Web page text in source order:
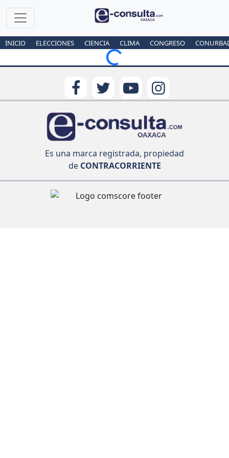
INICIO ELECCIONES CIENCIA CLIMA CONGRESO
Loading...
Es una marca registrada, propiedad
deCONTRACORRIENTE